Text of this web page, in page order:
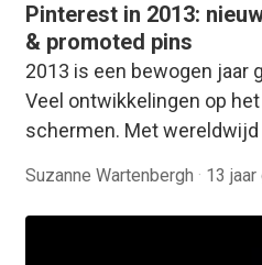
Pinterest in 2013:
& promoted pins
2013 is een bewogen jaar
Veel ontwikkelingen op
schermen. Met
Suzanne Wartenbergh · 13